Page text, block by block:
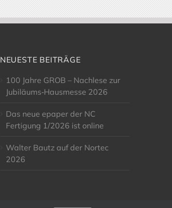
NEUESTE BEITRÄGE
100 Jahre GROB – Nachlese zur
Jubiläums‑Hausmesse 2026
Das neue epaper der NC
Fertigung 1/2026 ist online
Walter Bautz auf der Nortec
2026